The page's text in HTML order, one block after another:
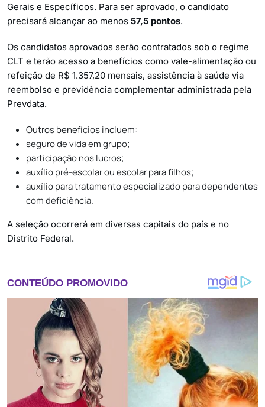
Gerais e Específicos. Para ser aprovado, o candidato
precisará alcançar ao menos 57,5 pontos.
Os candidatos aprovados serão contratados sob o regime
CLT e terão acesso a benefícios como vale-alimentação ou
refeição de R$ 1.357,20 mensais, assistência à saúde via
reembolso e previdência complementar administrada pela
Prevdata.
Outros benefícios incluem:
seguro de vida em grupo;
participação nos lucros;
auxílio pré-escolar ou escolar para filhos;
auxílio para tratamento especializado para dependentes
com deficiência.
A seleção ocorrerá em diversas capitais do país e no
Distrito Federal.